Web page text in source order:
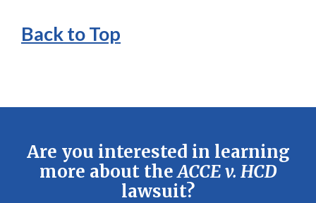
Back to Top
Are you interested in learning
more about theACCE v. HCD
lawsuit?